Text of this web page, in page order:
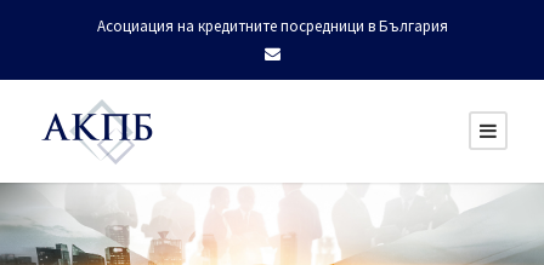
Асоциация на кредитните посредници в България